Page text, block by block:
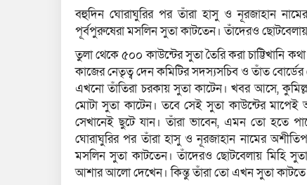
বহুদিন ঘোরাঘুরির পর তাঁরা হাসু ও নূরজাহান
পূর্বপুরুষেরা মসলিন সুতা কাটতেন। তাঁদেরও ছোটবেলায়
তুলা থেকে ৫০০ কাউন্টের সুতা তৈরি করা চাট্টিখানি
কাজের নেতৃত্ব দেন কমিটির সদস্যসচিব ও তাঁত
এখনো তাঁতিরা চরকায় সুতা কাটেন। খবর আসে,
মোটা সুতা কাটেন। তবে সেই সুতা কাউন্টের
সেখানেই ছুটে যান। তাঁরা ভাবেন, এমন তো হতে
ঘোরাঘুরির পর তাঁরা হাসু ও নূরজাহান নামের
মসলিন সুতা কাটতেন। তাঁদেরও ছোটবেলায় মিহি
আশার আলো দেখেন। কিন্তু তাঁরা তো এখন সুতা কাটতে